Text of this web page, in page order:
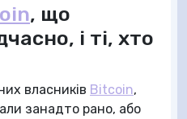
, що
і ті, хто
власників Bitcoin,
занадто рано, або